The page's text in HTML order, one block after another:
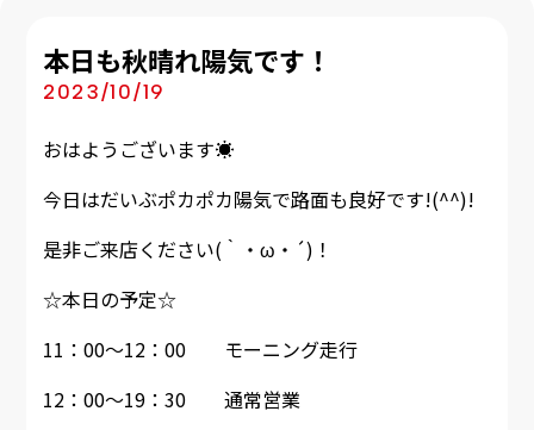
本日も秋晴れ陽気です！
2023/10/19
おはようございます☀
今日はだいぶポカポカ陽気で路面も良好です!(^^)!
是非ご来店ください(｀・ω・´)！
☆本日の予定☆
11：00～12：00 モーニング走行
12：00～19：30 通常営業